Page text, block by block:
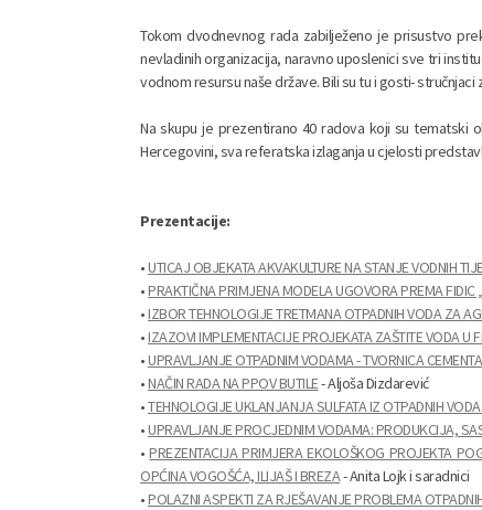
Tokom dvodnevnog rada zabilježeno je prisustvo
nevladinih organizacija, naravno uposlenici sve tri
vodnom resursu naše države. Bili su tu i gosti- stručnjaci
Na skupu je prezentirano 40 radova koji su tematski
Hercegovini, sva referatska izlaganja u cjelosti
Prezentacije:
•UTICAJ OBJEKATA AKVAKULTURE NA STANJE VODNIH
•PRAKTIČNA PRIMJENA MODELA UGOVORA PREMA
•IZBOR TEHNOLOGIJE TRETMANA OTPADNIH VODA ZA
•IZAZOVI IMPLEMENTACIJE PROJEKATA ZAŠTITE VODA U
•UPRAVLJANJE OTPADNIM VODAMA - TVORNICA
•NAČIN RADA NA PPOV BUTILE- Aljoša Dizdarević
•TEHNOLOGIJE UKLANJANJA SULFATA IZ OTPADNIH
•UPRAVLJANJE PROCJEDNIM VODAMA: PRODUKCIJA,
•PREZENTACIJA PRIMJERA EKOLOŠKOG PROJEKTA
OPĆINA VOGOŠĆA, ILIJAŠ I BREZA- Anita Lojk i saradnici
•POLAZNI ASPEKTI ZA RJEŠAVANJE PROBLEMA